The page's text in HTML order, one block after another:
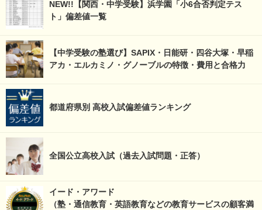
NEW!!【関西・中学受験】浜学園「小6合否判定テス
ト」偏差値一覧
【中学受験の塾選び】SAPIX・日能研・四谷大塚・早稲
アカ・エルカミノ・グノーブルの特徴・費用と合格力
都道府県別 高校入試偏差値ランキング
全国公立高校入試（過去入試問題・正答）
イード・アワード
（塾・通信教育・英語教育などの教育サービスの顧客満